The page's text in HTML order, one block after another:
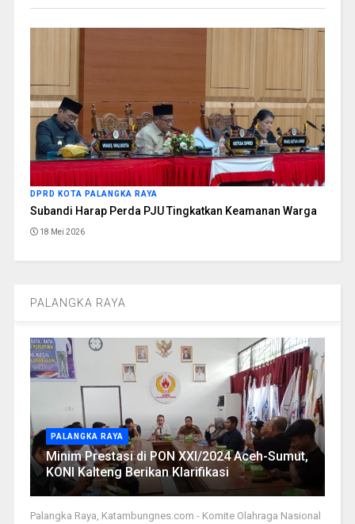
DPRD KOTA PALANGKA RAYA
Subandi Harap Perda PJU Tingkatkan Keamanan Warga
18 Mei 2026
PALANGKA RAYA
PALANGKA RAYA
Minim Prestasi di PON XXI/2024 Aceh-Sumut,
KONI Kalteng Berikan Klarifikasi
Palangka Raya, Katambungnes.com - Komite Olahraga Nasional